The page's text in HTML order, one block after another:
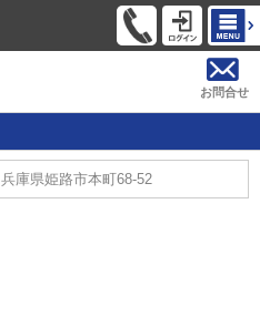
お問合せ
兵庫県姫路市本町68-52